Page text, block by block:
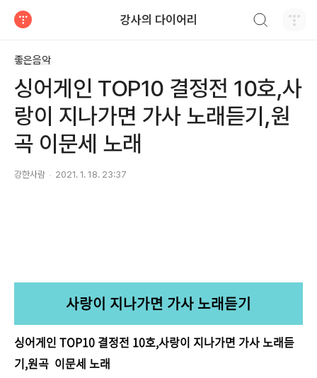
강사의 다이어리
좋은음악
싱어게인 TOP10 결정전 10호,사
랑이 지나가면 가사 노래듣기,원
곡 이문세 노래
강한사람 2021. 1. 18. 23:37
사랑이 지나가면 가사 노래듣기
싱어게인 TOP10 결정전 10호,사랑이 지나가면 가사 노래듣
기,원곡 이문세 노래